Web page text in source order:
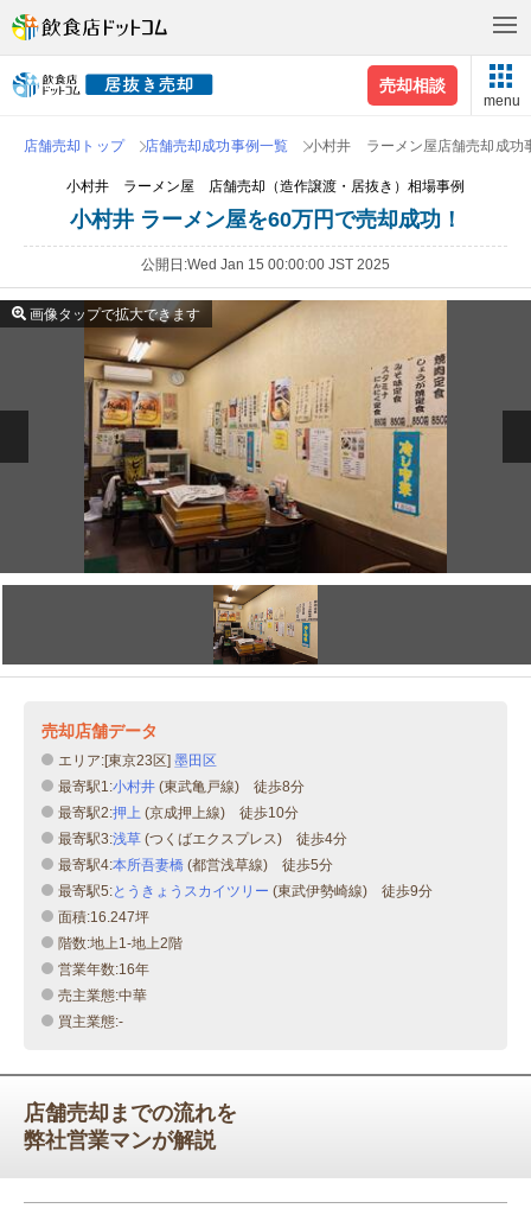
売却相談
menu
店舗売却トップ 店舗売却成功事例一覧 小村井 ラーメン屋店舗売却成功
小村井 ラーメン屋 店舗売却（造作譲渡・居抜き）相場事例
小村井 ラーメン屋を60万円で売却成功！
公開日 Wed Jan 15 00:00:00 JST 2025
画像タップで拡大できます
売却店舗データ
エリア:[東京23区] 墨田区
最寄駅1:小村井 (東武亀戸線) 徒歩8分
最寄駅2:押上 (京成押上線) 徒歩10分
最寄駅3:浅草 (つくばエクスプレス) 徒歩4分
最寄駅4:本所吾妻橋 (都営浅草線) 徒歩5分
最寄駅5:とうきょうスカイツリー (東武伊勢崎線) 徒歩9分
面積:16.247坪
階数:地上1-地上2階
営業年数:16年
売主業態:中華
買主業態:-
店舗売却までの流れを
弊社営業マンが解説